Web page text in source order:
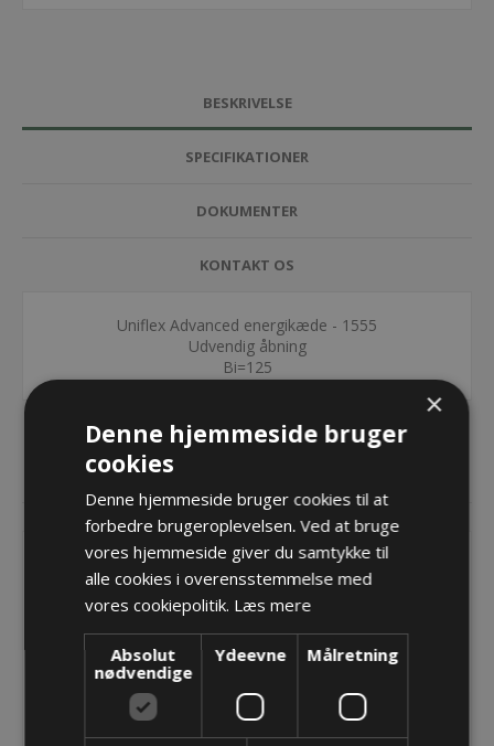
BESKRIVELSE
SPECIFIKATIONER
DOKUMENTER
KONTAKT OS
Uniflex Advanced energikæde - 1555
Udvendig åbning
Bi=125
RELATEREDE PRODUKTER
×
Denne hjemmeside bruger
cookies
Denne hjemmeside bruger cookies til at
forbedre brugeroplevelsen. Ved at bruge
vores hjemmeside giver du samtykke til
alle cookies i overensstemmelse med
vores cookiepolitik. Læs mere
Absolut
nødvendige
Ydeevne Målretning